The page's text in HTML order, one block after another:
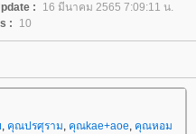
:
16 มีนาคม 2565 7:09:11 น.
: 10
, คุณปรศุราม, คุณkae+aoe, คุณหอม